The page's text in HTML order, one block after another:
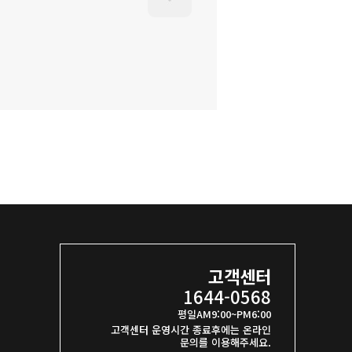
고객센터
1644-0568
평일AM9:00~PM6:00
고객센터 운영시간 종료후에는 온라인
문의를 이용해주세요.